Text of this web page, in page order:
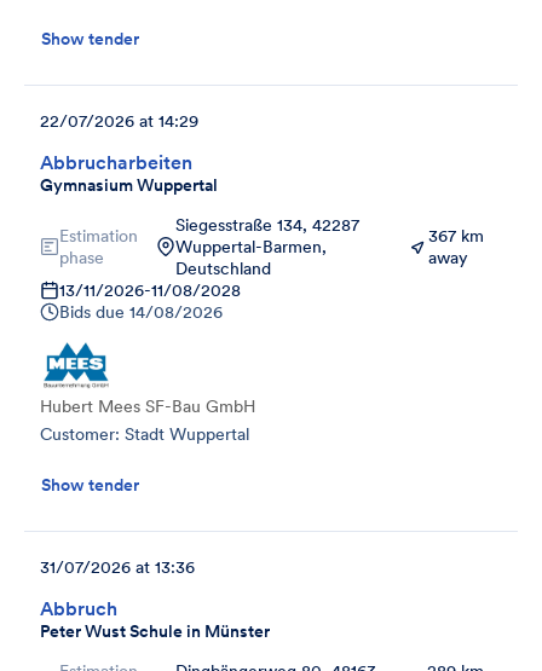
Show tender
Abbrucharbeiten
Gymnasium Wuppertal
22/07/2026 at 14:29
Estimation
phase
Siegesstraße 134, 42287
Wuppertal-Barmen,
Deutschland
367 km
away
13/11/2026-11/08/2028
Bids due 14/08/2026
Hubert Mees SF-Bau GmbH
Customer: Stadt Wuppertal
Show tender
Abbruch
Peter Wust Schule in Münster
31/07/2026 at 13:36